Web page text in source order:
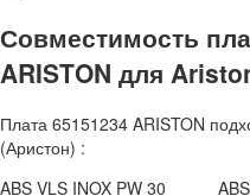
Совместимость
ARISTON для
Плата 65151234 ARISTON
(Аристон) :
ABS VLS INOX PW 30